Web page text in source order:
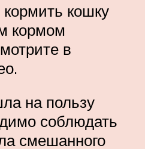
кошку
кормом
в
на пользу
соблюдать
смешанного